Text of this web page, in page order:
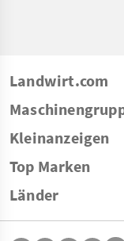
Landwirt.com
Kleinanzeigen
Top Marken
Länder